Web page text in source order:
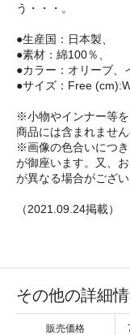
う・・・。
●生産国：日本製、
●素材：綿100％、
●カラー：オリーブ、
●サイズ：Free
※小物やインナー等
商品には含まれませ
※画像の色合いにつ
が御座います。又、
が異なる場合がござ
（2021.09.24掲載）
その他の詳細
販売価格